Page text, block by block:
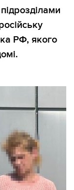
РФ, якого